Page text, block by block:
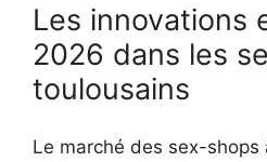
Les innovations
2026 dans les
toulousains
Le marché des sex-shops